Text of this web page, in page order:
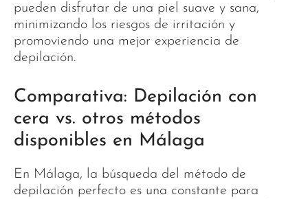
pueden disfrutar de una piel suave y sana,
minimizando los riesgos de irritación y
promoviendo una mejor experiencia de
depilación.
Comparativa: Depilación con
cera vs. otros métodos
disponibles en Málaga
En Málaga, la búsqueda del método de
depilación perfecto es una constante para